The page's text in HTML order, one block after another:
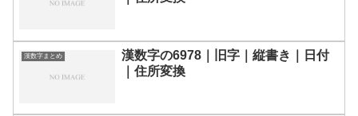
漢数字まとめ
漢数字の6978｜旧字｜縦書き｜日付
｜住所変換